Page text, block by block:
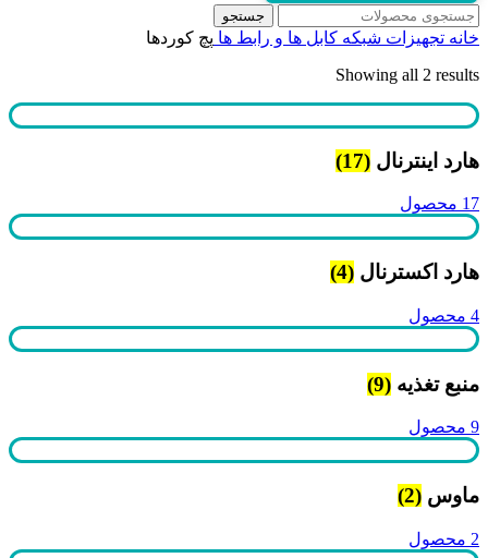
جستجو
خانه تجهیزات شبکه کابل ها و رابط ها پچ کوردها
Showing all 2 results
هارد اینترنال (17)
17 محصول
هارد اکسترنال (4)
4 محصول
منبع تغذیه (9)
9 محصول
ماوس (2)
2 محصول